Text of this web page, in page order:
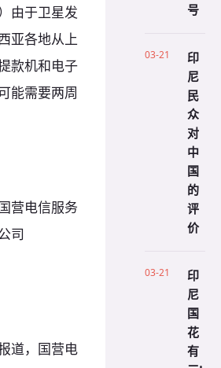
由于卫星发
亚各地从上
款机和电子
能需要两周
营电信服务
司
道，国营电
号
03-21
印
尼
民
众
对
中
国
的
评
价
03-21
印
尼
国
花
有